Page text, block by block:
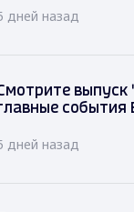
дней назад
выпуск
события
дней назад